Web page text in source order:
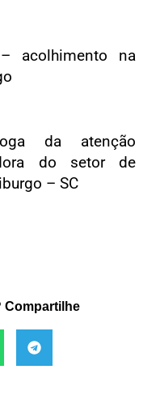
acolhimento na
da atenção
do setor de
– SC
Compartilhe